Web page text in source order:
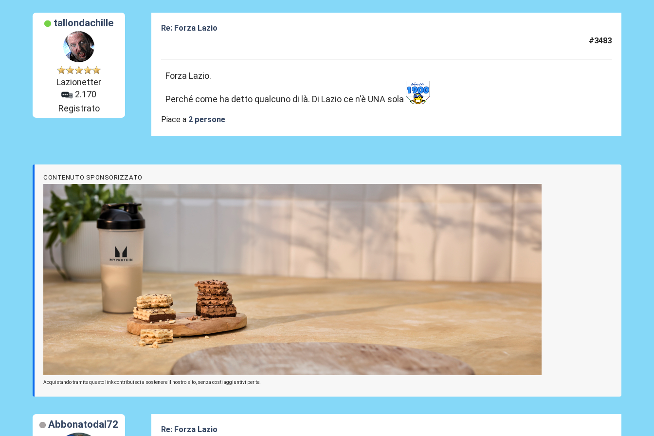
tallondachille
Lazionetter
2.170
Registrato
Re: Forza Lazio
#3483
Forza Lazio.
Perché come ha detto qualcuno di là. Di Lazio ce n'è UNA sola
Piace a 2 persone.
CONTENUTO SPONSORIZZATO
Acquistando tramite questo link contribuisci a sostenere il nostro sito, senza costi aggiuntivi per te.
Abbonatodal72 Re: Forza Lazio